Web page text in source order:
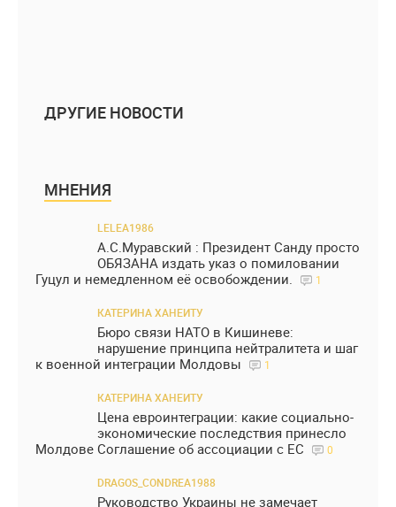
ДРУГИЕ НОВОСТИ
МНЕНИЯ
LELEA1986
А.С.Муравский : Президент Санду просто
ОБЯЗАНА издать указ о помиловании
Гуцул и немедленном её освобождении.
1
КАТЕРИНА ХАНЕИТУ
Бюро связи НАТО в Кишиневе:
нарушение принципа нейтралитета и шаг
к военной интеграции Молдовы
1
КАТЕРИНА ХАНЕИТУ
Цена евроинтеграции: какие социально-
экономические последствия принесло
Молдове Соглашение об ассоциации с ЕС
0
DRAGOS_CONDREA1988
Руководство Украины не замечает